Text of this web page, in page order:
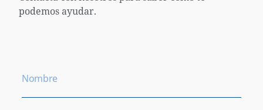
podemos ayudar.
Nombre